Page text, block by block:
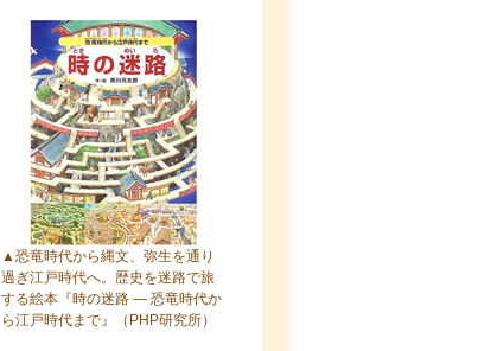
▲恐竜時代から縄文、弥生を通り
過ぎ江戸時代へ。歴史を迷路で旅
する絵本 『時の迷路 ― 恐竜時代か
ら江戸時代まで』
（PHP研究所）